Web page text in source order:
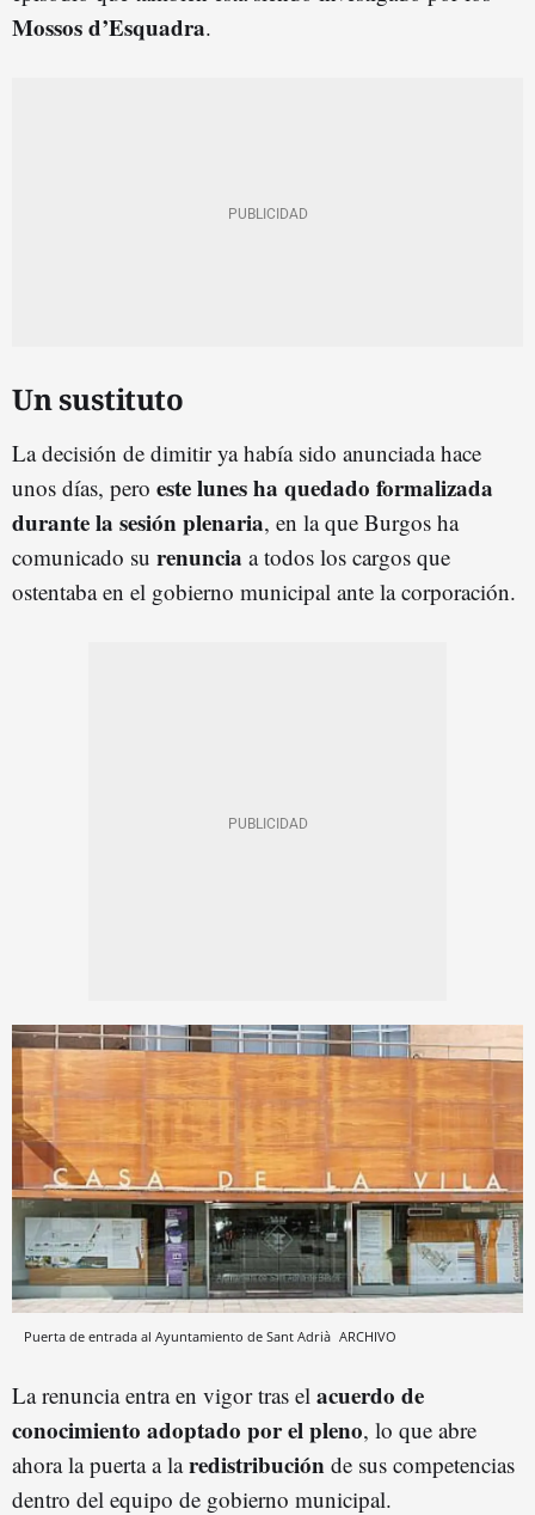
Mossos d’Esquadra.
Un sustituto
La decisión de dimitir ya había sido anunciada hace
unos días, pero este lunes ha quedado formalizada
durante la sesión plenaria, en la que Burgos ha
comunicado su renuncia a todos los cargos que
ostentaba en el gobierno municipal ante la corporación.
Puerta de entrada al Ayuntamiento de Sant Adrià ARCHIVO
La renuncia entra en vigor tras el acuerdo de
conocimiento adoptado por el pleno, lo que abre
ahora la puerta a laredistribución de sus competencias
dentro del equipo de gobierno municipal.